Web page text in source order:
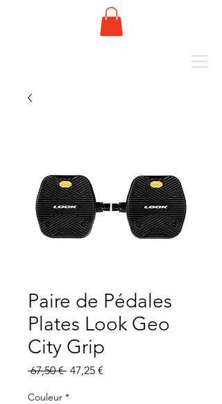
Paire de Pédales
Plates Look Geo
City Grip
67,50 € Standardpreis
47,25 €
Couleur *